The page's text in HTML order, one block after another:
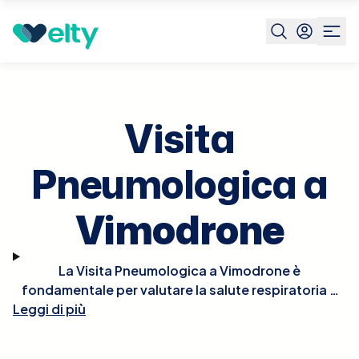
Prenota visita Vimodrone
Visita
Pneumologica a
Vimodrone
La Visita Pneumologica a Vimodrone è
fondamentale per valutare la salute respiratoria e
diagnosticare, monitorare e trattare disturbi
Leggi di più